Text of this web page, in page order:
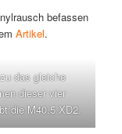
befassen
Artikel.
das gleiche
dieser vier
die M40.5 XD2.